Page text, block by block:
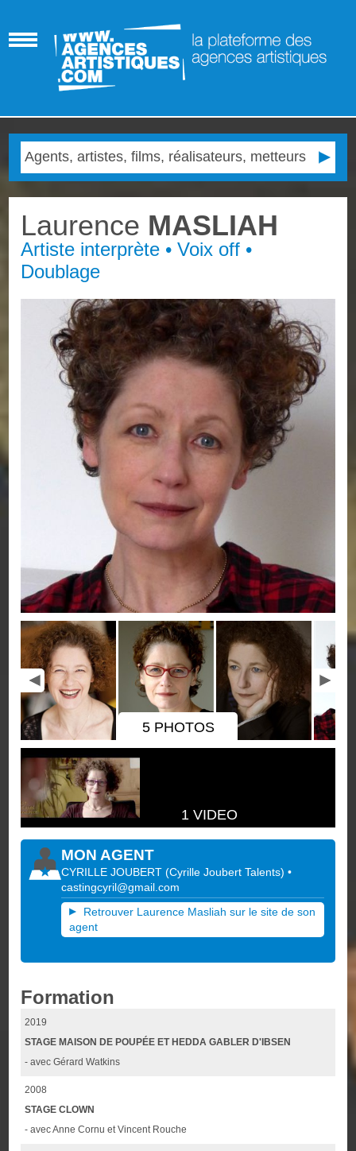
Laurence MASLIAH
Artiste interprète • Voix off •
Doublage
5 PHOTOS
1 VIDEO
MON AGENT
CYRILLE JOUBERT (Cyrille Joubert Talents)•
castingcyril@gmail.com
Retrouver Laurence Masliah sur le site de son
agent
Formation
2019
STAGE MAISON DE POUPÉE ET HEDDA GABLER D'IBSEN
- avec Gérard Watkins
2008
STAGE CLOWN
- avec Anne Cornu et Vincent Rouche